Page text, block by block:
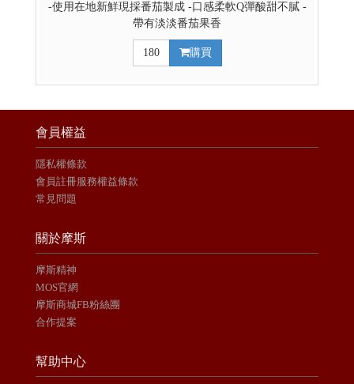
-使用在地新鮮現採番茄製成 -口感柔軟Q彈酸甜不膩 -
帶有淡淡番茄果香
180 購買
會員權益
隱私權條款
會員註冊服務權益條款
常見問題
關於摩斯
摩斯精神
MOS官網
摩斯商城FB粉絲團
合作提案
幫助中心